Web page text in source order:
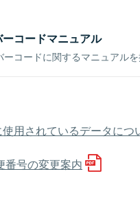
コードマニュアル
コードに関するマニュアルを
用されているデータにつ
番号の変更案内